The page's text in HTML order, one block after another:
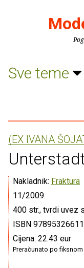
Sve teme
(EX IVANA
Nakladnik: Fraktura
11/2009.
400 str., tvrdi uvez
ISBN
Cijena: 22.43 eur
Preračunato po